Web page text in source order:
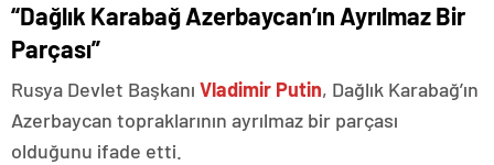
“Dağlık Karabağ Azerbaycan’ın Ayrılmaz Bir
Parçası”
Rusya Devlet Başkanı Vladimir Putin, Dağlık Karabağ’ın
Azerbaycan topraklarının ayrılmaz bir parçası
olduğunu ifade etti.